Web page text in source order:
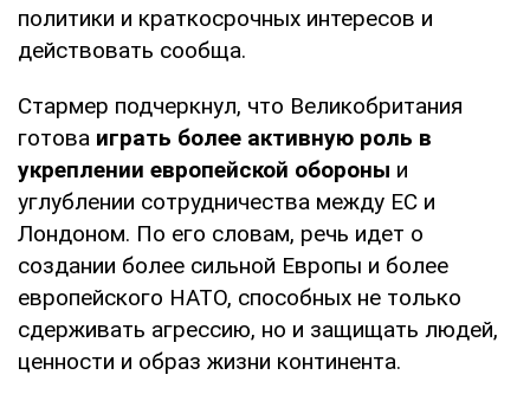
политики и краткосрочных интересов и
действовать сообща.
Стармер подчеркнул, что Великобритания
готова играть более активную роль в
укреплении европейской обороны и
углублении сотрудничества между ЕС и
Лондоном. По его словам, речь идет о
создании более сильной Европы и более
европейского НАТО, способных не только
сдерживать агрессию, но и защищать людей,
ценности и образ жизни континента.